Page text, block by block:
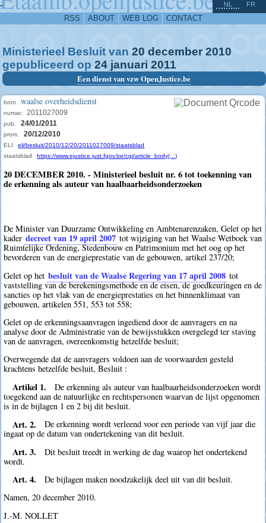
-
RSS ABOUT WEB LOG CONTACT
NL FR
Ministerieel Besluit van 20 december 2010
gepubliceerd op 24 januari 2011
Een dienst van vzw OpenJustice.be
bron waalse overheidsdienst
numac 2011027009
pub. 24/01/2011
prom. 20/12/2010
ELI
eli/besluit/2010/12/20/2011027009/staatsblad
staatsblad
https://www.ejustice.just.fgov.be/cgi/article_body(...)
20 DECEMBER 2010. - Ministerieel besluit nr. 6 tot toekenning van
de erkenning als auteur van haalbaarheidsonderzoeken
De Minister van Duurzame Ontwikkeling en Ambtenarenzaken, Gelet op het
kader decreet van 19 april 2007 tot wijziging van het Waalse Wetboek van
Ruimtelijke Ordening, Stedenbouw en Patrimonium met het oog op het
bevorderen van de energieprestatie van de gebouwen, artikel 237/20;
Gelet op het besluit van de Waalse Regering van 17 april 2008 tot
vaststelling van de berekeningsmethode en de eisen, de goedkeuringen en de
sancties op het vlak van de energieprestaties en het binnenklimaat van
gebouwen, artikelen 551, 553 tot 558;
Gelet op de erkenningsaanvragen ingediend door de aanvragers en na
analyse door de Administratie van de bewijsstukken overgelegd ter staving
van de aanvragen, overeenkomstig hetzelfde besluit;
Overwegende dat de aanvragers voldoen aan de voorwaarden gesteld
krachtens hetzelfde besluit, Besluit :
Artikel 1.
De erkenning als auteur van haalbaarheidsonderzoeken wordt
toegekend aan de natuurlijke en rechtspersonen waarvan de lijst opgenomen
is in de bijlagen 1 en 2 bij dit besluit.
Art. 2.
De erkenning wordt verleend voor een periode van vijf jaar die
ingaat op de datum van ondertekening van dit besluit.
Art. 3.
Dit besluit treedt in werking de dag waarop het ondertekend
wordt.
Art. 4.
De bijlagen maken noodzakelijk deel uit van dit besluit.
Namen, 20 december 2010.
J.-M. NOLLET
^